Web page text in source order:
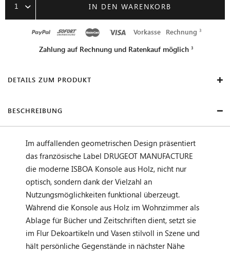
1 IN DEN WARENKORB
Vorkasse Rechnung
Zahlung auf Rechnung und Ratenkauf möglich
DETAILS ZUM PRODUKT
BESCHREIBUNG
Im auffallenden geometrischen Design präsentiert
das französische Label DRUGEOT MANUFACTURE
die moderne ISBOA Konsole aus Holz, nicht nur
optisch, sondern dank der Vielzahl an
Nutzungsmöglichkeiten funktional überzeugt.
Während die Konsole aus Holz im Wohnzimmer als
Ablage für Bücher und Zeitschriften dient, setzt sie
im Flur Dekoartikeln und Vasen stilvoll in Szene und
hält persönliche Gegenstände in nächster Nähe